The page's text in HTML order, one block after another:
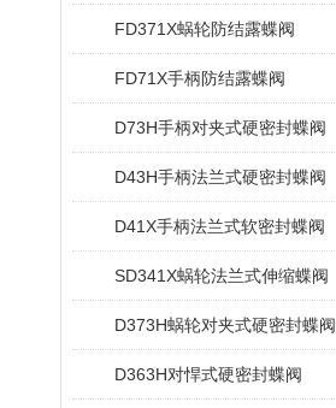
FD371X蜗轮防结露蝶阀
FD71X手柄防结露蝶阀
D73H手柄对夹式硬密封蝶阀
D43H手柄法兰式硬密封蝶阀
D41X手柄法兰式软密封蝶阀
SD341X蜗轮法兰式伸缩蝶阀
D373H蜗轮对夹式硬密封蝶阀
D363H对悍式硬密封蝶阀